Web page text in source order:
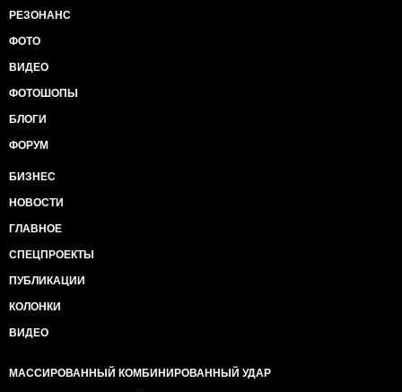
РЕЗОНАНС
ФОТО
ВИДЕО
ФОТОШОПЫ
БЛОГИ
ФОРУМ
БИЗНЕС
НОВОСТИ
ГЛАВНОЕ
СПЕЦПРОЕКТЫ
ПУБЛИКАЦИИ
КОЛОНКИ
ВИДЕО
МАССИРОВАННЫЙ КОМБИНИРОВАННЫЙ УДАР